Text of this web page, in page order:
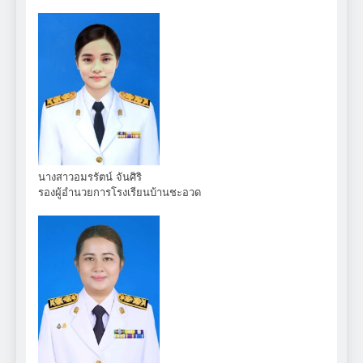
นางสาวอมรรัตน์ จันศิริ
รองผู้อำนวยการโรงเรียนบ้านชะอวด